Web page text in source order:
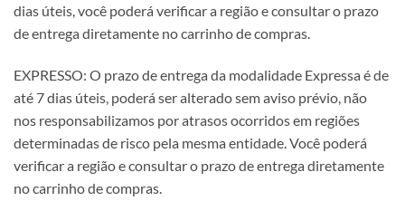
dias úteis, você poderá verificar a região e consultar o prazo
de entrega diretamente no carrinho de compras.
EXPRESSO: O prazo de entrega da modalidade Expressa é de
até 7 dias úteis, poderá ser alterado sem aviso prévio, não
nos responsabilizamos por atrasos ocorridos em regiões
determinadas de risco pela mesma entidade. Você poderá
verificar a região e consultar o prazo de entrega diretamente
no carrinho de compras.